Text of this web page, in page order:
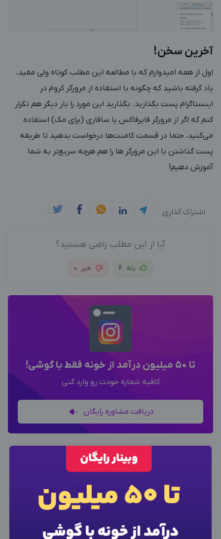
آخرین سخن!
اول از همه امیدوارم که با مطالعه این مطلب کوتاه ولی مفید،
یاد گرفته باشید که چگونه با استفاده از مرورگر کروم در
اینستاگرام پست بگذارید. بگذارید این مورد را بار دیگر هم تکرار
کنم که اگر از مرورگر فایرفاکس یا سافاری (برای مک) استفاده
می‌کنید، حتما در قسمت کامنت‌ها درخواست بدهید تا طریقه
پست گذاشتن با این مرورگر ها را هم هرچه سریع‌تر به شما
آموزش دهیم!
اشتراک گذاری
آیا از این مطلب راضی هستید؟
بله 4 خیر 0
تا 50 میلیون درآمد از خونه فقط با گوشی!
کافیه شماره خودت رو وارد کنی
دریافت مشاوره رایگان
منتظر دیدگاه شما هستیم
ارسال نظر
ورود به حساب کاربری
بعد از ثبت شماره کد برای شما پیامک خواهد شد